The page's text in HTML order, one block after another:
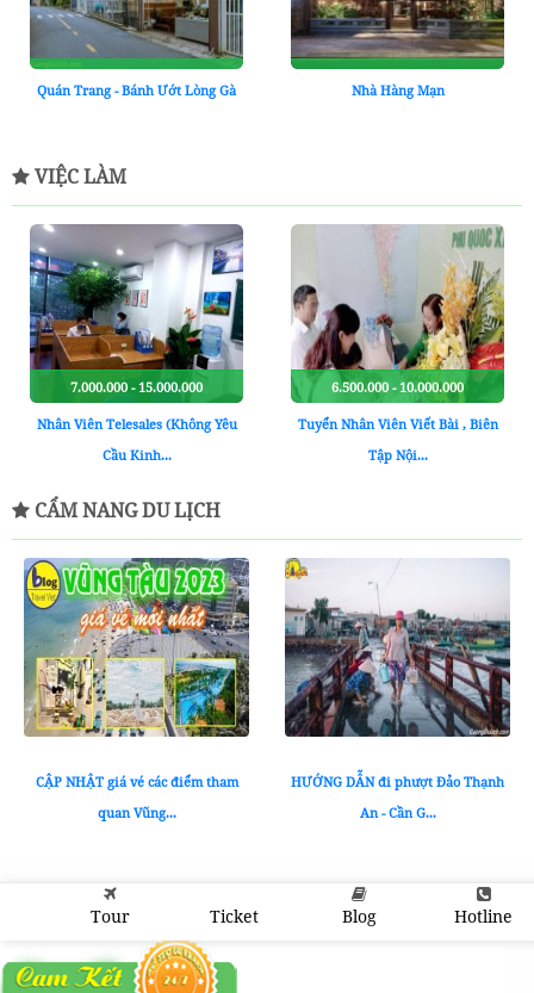
Quán Trang - Bánh Ướt Lòng Gà Nhà Hàng Mạn
VIỆC LÀM
7.000.000 - 15.000.000
Nhân Viên Telesales (Không Yêu
Cầu Kinh...
6.500.000 - 10.000.000
Tuyển Nhân Viên Viết Bài , Biên
Tập Nội...
CẨM NANG DU LỊCH
CẬP NHẬT giá vé các điểm tham
quan Vũng...
HƯỚNG DẪN đi phượt Đảo Thạnh
An - Cần G...
Tour Ticket Blog Hotline